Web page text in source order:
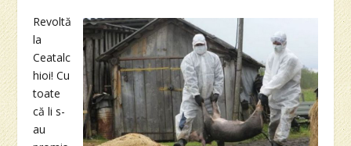
Revoltă
la
Ceatalc
hioi! Cu
toate
că li s-
au